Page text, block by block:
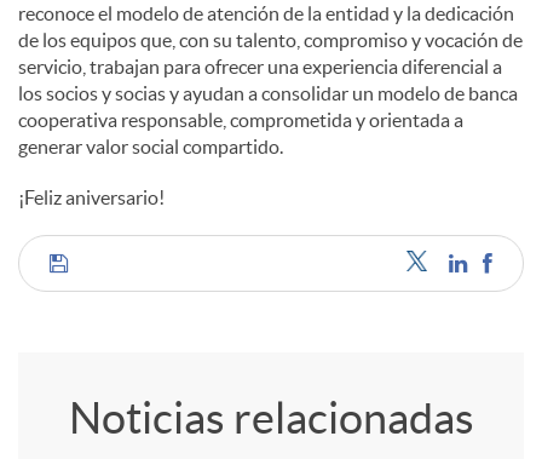
reconoce el modelo de atención de la entidad y la dedicación
de los equipos que, con su talento, compromiso y vocación de
servicio, trabajan para ofrecer una experiencia diferencial a
los socios y socias y ayudan a consolidar un modelo de banca
cooperativa responsable, comprometida y orientada a
generar valor social compartido.
¡Feliz aniversario!
C
Noticias relacionadas